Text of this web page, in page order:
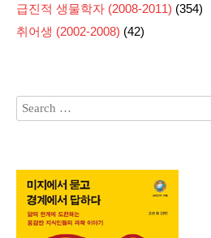
급진적 생물학자 (2008-2011) (354)
취어생 (2002-2008) (42)